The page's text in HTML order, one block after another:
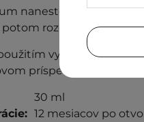
naneste na vyčistenú
rozotrite.
vykonajte test z
príspevku
30 ml
12 mesiacov po